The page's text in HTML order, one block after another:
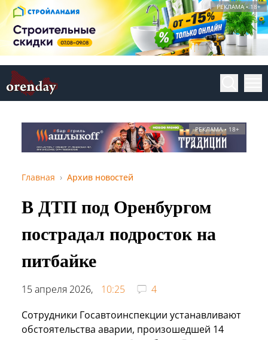
РЕКЛАМА • 18+
РЕКЛАМА • 18+
Главная Архив новостей
В ДТП под Оренбургом
пострадал подросток на
питбайке
15 апреля 2026, 10:25
4
Сотрудники Госавтоинспекции устанавливают
обстоятельства аварии, произошедшей 14